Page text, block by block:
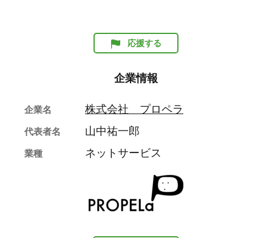
応援する
企業情報
企業名 株式会社 プロペラ
代表者名 山中祐一郎
業種 ネットサービス